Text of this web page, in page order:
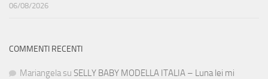
06/08/2026
COMMENTI RECENTI
Mariangela su SELLY BABY MODELLA ITALIA – Luna lei mi